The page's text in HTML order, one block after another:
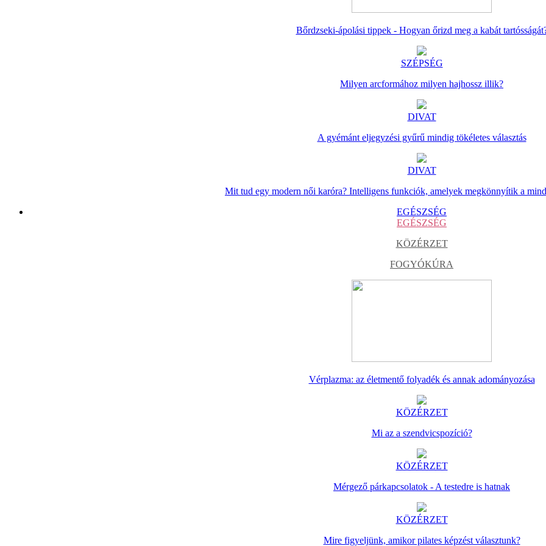
Bőrdzseki-ápolási tippek - Hogyan őrizd meg a kabát
SZÉPSÉG
Milyen arcformához milyen hajhossz illik?
DIVAT
A gyémánt eljegyzési gyűrű mindig tökéletes választás
DIVAT
Mit tud egy modern női karóra? Intelligens funkciók, amelyek megkönnyítik a
EGÉSZSÉG
EGÉSZSÉG
KÖZÉRZET
FOGYÓKÚRA
Vérplazma: az életmentő folyadék és annak adományozása
KÖZÉRZET
Mi az a szendvicspozíció?
KÖZÉRZET
Mérgező párkapcsolatok - A testedre is hatnak
KÖZÉRZET
Mire figyeljünk, amikor pilates képzést választunk?